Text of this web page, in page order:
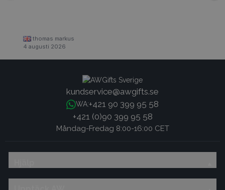
thomas markus
4 augusti 2026
kundservice@awgifts.se
WA:+421 90 399 95 58
+421 (0)90 399 95 58
Måndag-Fredag 8:00-16:00 CET